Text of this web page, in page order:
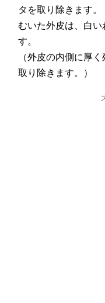
タを取り除きます。
むいた外皮は、白い
す。
（外皮の内側に厚
取り除きます。）